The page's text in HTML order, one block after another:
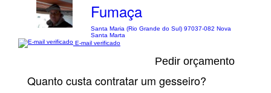
Fumaça
Santa Maria (Rio Grande do Sul) 97037-082 Nova
Santa Marta
E-mail verificado
Pedir orçamento
Quanto custa contratar um gesseiro?